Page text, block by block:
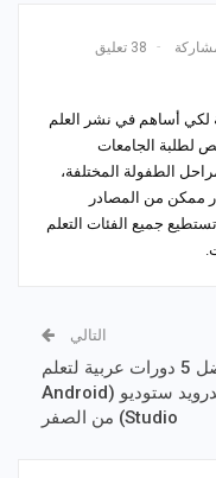
38 تعليق
لكي أساهم في نشر العلم
لطلبة الجامعات
الطفولة المختلفة،
ممكن من المصادر
تستطيع جميع الفئات التعلم
التالي
أفضل 5 دورات عربية لتعلم
اندرويد ستوديو (Android
Studio) من الصفر